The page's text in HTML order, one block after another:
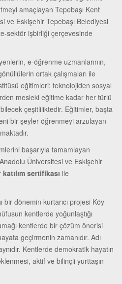
amaçlayan Tepebaşı Kent
ve Eskişehir Tepebaşı Belediyesi
sektör işbirliği çerçevesinde
e-öğrenme uzmanlarının,
ortak çalışmaları ile
eğitimleri; teknolojiden sosyal
mesleki eğitime kadar her türlü
çeşitliliktedir. Eğitimler, başta
bir şeyler öğrenmeyi arzulayan
başarıyla tamamlayan
Üniversitesi ve Eskişehir
katılım sertifikası ile
bir dönemin kurtarıcı projesi Köy
kentlerde yoğunlaştığı
kentlerde bir çözüm önerisi
geçirmenin zamanıdır. Adı
Kentlerde demokratik hayatın
aktif ve bilinçli yurttaşın